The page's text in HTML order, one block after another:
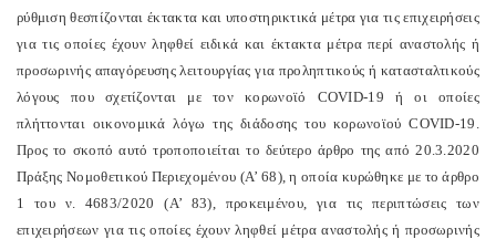
ρύθμιση θεσπίζονται έκτακτα και υποστηρικτικά μέτρα για τις επιχειρήσεις
για τις οποίες έχουν ληφθεί ειδικά και έκτακτα μέτρα περί αναστολής ή
προσωρινής απαγόρευσης λειτουργίας για προληπτικούς ή κατασταλτικούς
λόγους που σχετίζονται με τον κορωνοϊό COVID-19 ή οι οποίες
πλήττονται οικονομικά λόγω της διάδοσης του κορωνοϊού COVID-19.
Προς το σκοπό αυτό τροποποιείται το δεύτερο άρθρο της από 20.3.2020
Πράξης Νομοθετικού Περιεχομένου (Α’ 68), η οποία κυρώθηκε με το άρθρο
1 του ν. 4683/2020 (Α’ 83), προκειμένου, για τις περιπτώσεις των
επιχειρήσεων για τις οποίες έχουν ληφθεί μέτρα αναστολής ή προσωρινής